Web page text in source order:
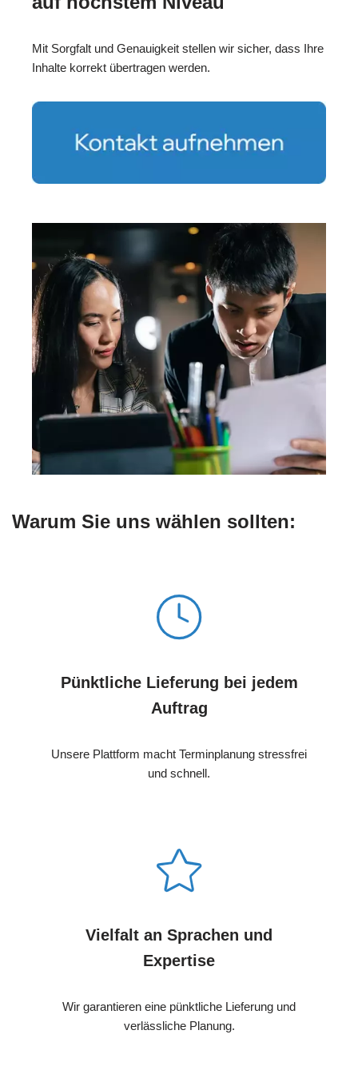
Mit Sorgfalt und Genauigkeit stellen wir sicher, dass Ihre
Inhalte korrekt übertragen werden.
Warum Sie uns wählen sollten:
Pünktliche Lieferung bei jedem
Auftrag
Unsere Plattform macht Terminplanung stressfrei
und schnell.
Vielfalt an Sprachen und
Expertise
Wir garantieren eine pünktliche Lieferung und
verlässliche Planung.